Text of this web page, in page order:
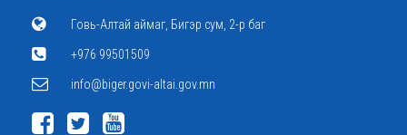
Говь-Алтай аймаг, Бигэр сум, 2-р баг
+976 99501509
info@biger.govi-altai.gov.mn